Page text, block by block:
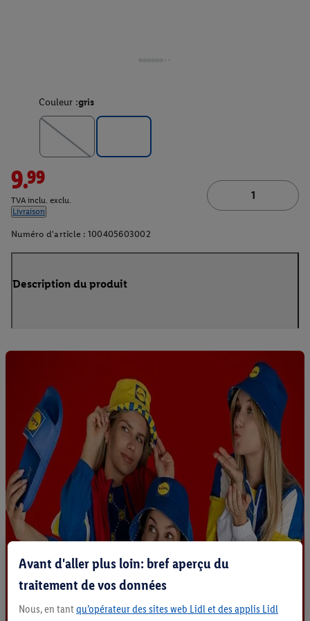
Couleur :gris
9.99
TVA inclu. exclu.
Livraison
Numéro d'article : 100405603002
Description du produit
Avant d'aller plus loin: bref aperçu du
traitement de vos données
Nous, en tant qu’opérateur des sites web Lidl et des applis Lidl